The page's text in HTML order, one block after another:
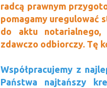
radcą prawnym
pomagamy uregulować
do aktu notarialnego,
zdawczo odbiorczy. Tę
Współpracujemy z
Państwa najtańszy